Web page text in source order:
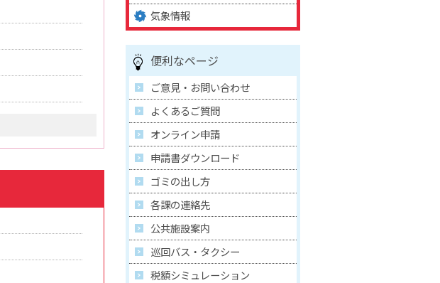
気象情報
便利なページ
ご意見・お問い合わせ
よくあるご質問
オンライン申請
申請書ダウンロード
ゴミの出し方
各課の連絡先
公共施設案内
巡回バス・タクシー
税額シミュレーション